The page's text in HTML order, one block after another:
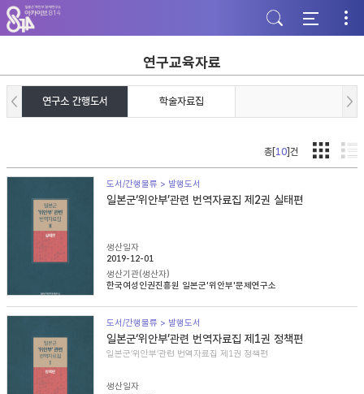
주
메
뉴
가
기
본
문
바
기
하
단
바
기
연구교육자료
연구소 간행도서 학술자료집
총[10]건
도서/간행물류 > 발행도서
일본군‘위안부’관련 번역자료집 제2권 실태편
생산일자
2019-12-01
생산기관(생산자)
한국여성인권진흥원 일본군'위안부'문제연구소
도서/간행물류 > 발행도서
일본군‘위안부’관련 번역자료집 제1권 정책편
일본군‘위안부’관련 번역자료집 제1권 정책편
생산일자